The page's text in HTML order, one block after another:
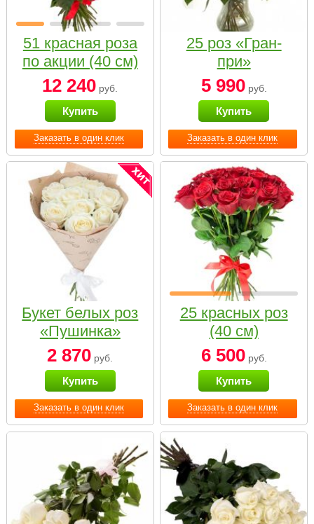
Заказать в один клик
51 красная роза
по акции (40 см)
12 240 руб.
Купить
Заказать в один клик
25 роз «Гран-
при»
5 990руб.
Купить
Заказать в один клик
Букет белых роз
«Пушинка»
2 870 руб.
Купить
Заказать в один клик
25 красных роз
(40 см)
6 500руб.
Купить